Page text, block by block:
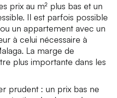
prix au m² plus bas et un
Il est parfois possible
un appartement avec un
à celui nécessaire à
La marge de
plus importante dans les
prudent : un prix bas ne